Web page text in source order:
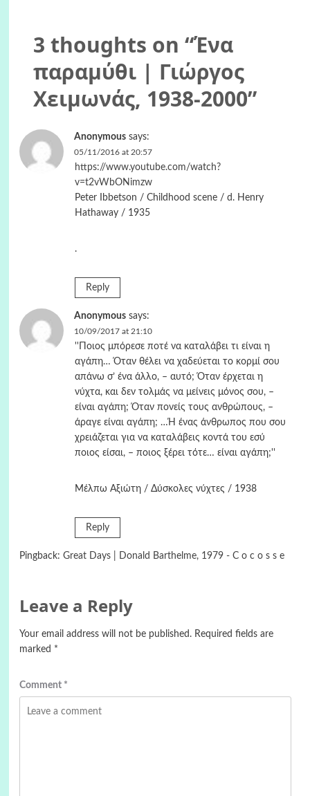
3 thoughts on “Ένα
παραμύθι | Γιώργος
Χειμωνάς, 1938-2000”
Anonymous says:
05/11/2016 at 20:57
https://www.youtube.com/watch?
v=t2vWbONimzw
Peter Ibbetson / Childhood scene / d. Henry
Hathaway / 1935
.
Reply
Anonymous says:
10/09/2017 at 21:10
''Ποιος μπόρεσε ποτέ να καταλάβει τι είναι η
αγάπη… Όταν θέλει να χαδεύεται το κορμί σου
απάνω σ’ ένα άλλο, – αυτό; Όταν έρχεται η
νύχτα, και δεν τολμάς να μείνεις μόνος σου, –
είναι αγάπη; Όταν πονείς τους ανθρώπους, –
άραγε είναι αγάπη; …Ή ένας άνθρωπος που σου
χρειάζεται για να καταλάβεις κοντά του εσύ
ποιος είσαι, – ποιος ξέρει τότε… είναι αγάπη;''
Μέλπω Αξιώτη / Δύσκολες νύχτες / 1938
Reply
Pingback: Great Days | Donald Barthelme, 1979 - C o c o s s e
Leave a Reply
Your email address will not be published. Required fields are
marked *
Comment *